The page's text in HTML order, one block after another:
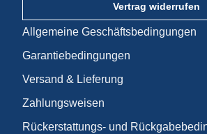
Vertrag widerrufen
Allgemeine Geschäftsbedingungen
Garantiebedingungen
Versand & Lieferung
Zahlungsweisen
Rückerstattungs- und